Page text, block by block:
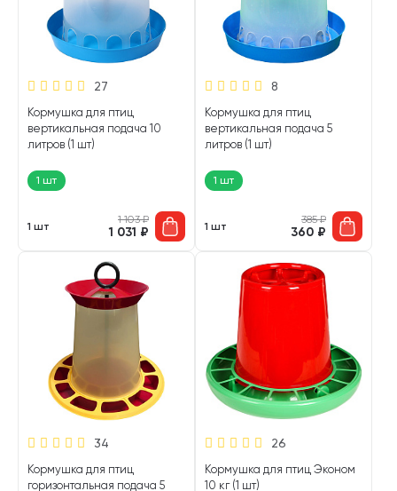
27
Кормушка для птиц
вертикальная подача 10
литров (1 шт)
1 шт
1 шт
1 103₽
1 031 ₽
8
Кормушка для птиц
вертикальная подача 5
литров (1 шт)
1 шт
1 шт
385₽
360 ₽
34
Кормушка для птиц
горизонтальная подача 5
26
Кормушка для птиц Эконом
10 кг (1 шт)